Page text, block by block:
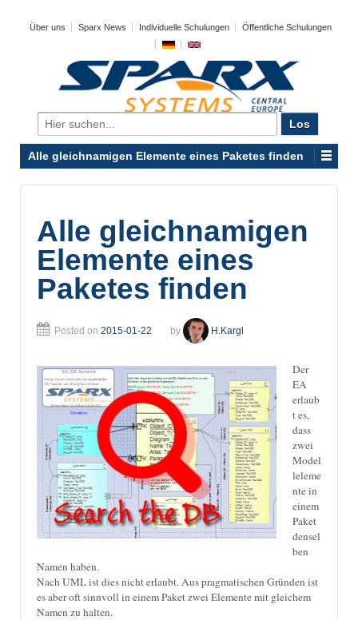
Über uns Sparx News Individuelle Schulungen Öffentliche Schulungen
Search
for:
Alle gleichnamigen Elemente eines Paketes finden
Alle gleichnamigen
Elemente eines
Paketes finden
Posted on 2015-01-22 by H.Kargl
Der
EA
erlaub
t es,
dass
zwei
Model
leleme
nte in
einem
Paket
densel
ben
Namen haben.
Nach UML ist dies nicht erlaubt. Aus pragmatischen Gründen ist
es aber oft sinnvoll in einem Paket zwei Elemente mit gleichem
Namen zu halten.